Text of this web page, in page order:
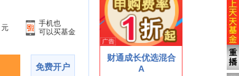
元
手机也
可以买基金
免费开户